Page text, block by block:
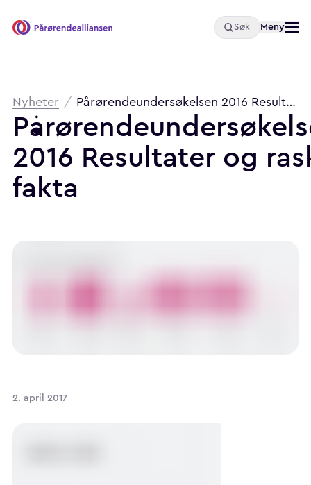
Pårørendealliansen Søk Åpne
Meny
Brødsmulesti
Nyheter / Pårørendeundersøkelsen 2016 Resultater og raske fakta
2016 Resultater og
fakta
2. april 2017